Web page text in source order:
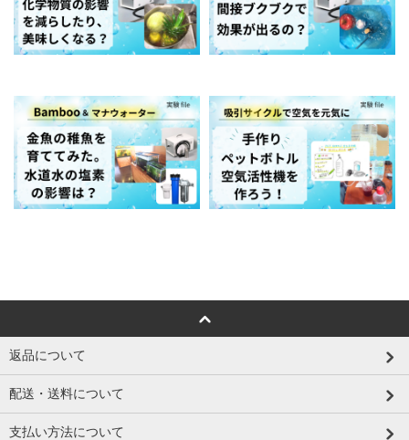
返品について
配送・送料について
支払い方法について